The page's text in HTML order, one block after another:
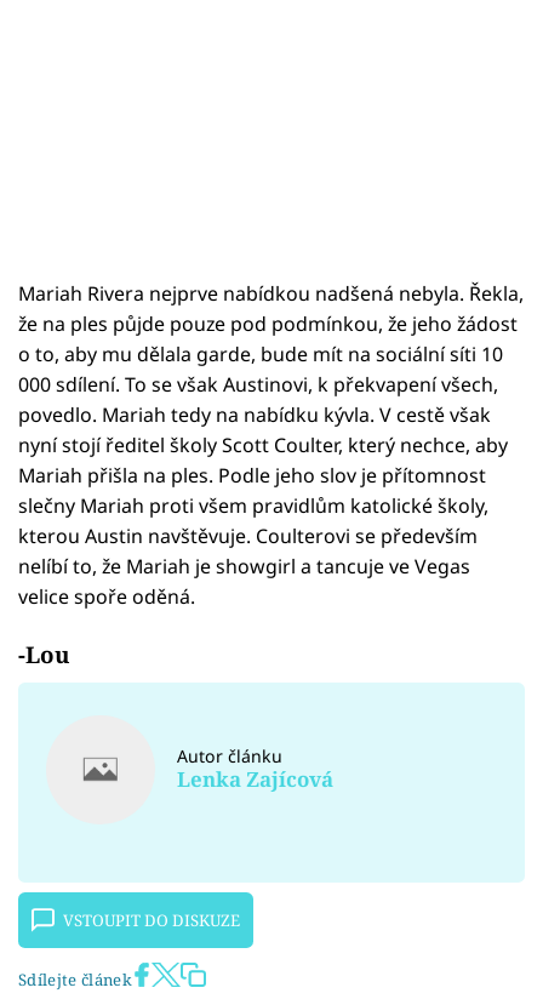
Mariah Rivera nejprve nabídkou nadšená nebyla. Řekla,
že na ples půjde pouze pod podmínkou, že jeho žádost
o to, aby mu dělala garde, bude mít na sociální síti 10
000 sdílení. To se však Austinovi, k překvapení všech,
povedlo. Mariah tedy na nabídku kývla. V cestě však
nyní stojí ředitel školy Scott Coulter, který nechce, aby
Mariah přišla na ples. Podle jeho slov je přítomnost
slečny Mariah proti všem pravidlům katolické školy,
kterou Austin navštěvuje. Coulterovi se především
nelíbí to, že Mariah je showgirl a tancuje ve Vegas
velice spoře oděná.
-Lou
Autor článku
Lenka Zajícová
VSTOUPIT DO DISKUZE
Sdílejte článek